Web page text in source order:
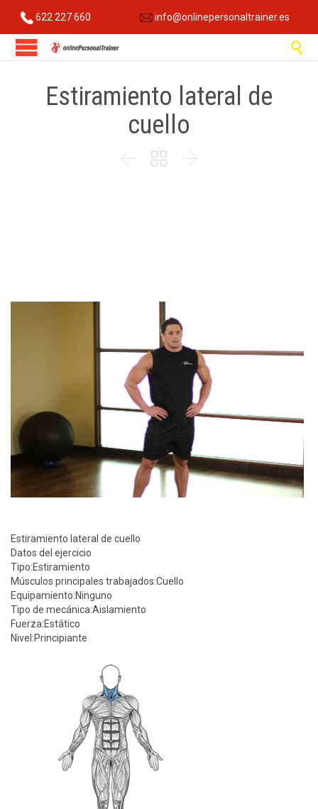
622 227 660 info@onlinepersonaltrainer.es

Estiramiento lateral de
cuello
  
Estiramiento lateral de cuello
Datos del ejercicio
Tipo:Estiramiento
Músculos principales trabajados:Cuello
Equipamiento:Ninguno
Tipo de mecánica:Aislamiento
Fuerza:Estático
Nivel:Principiante